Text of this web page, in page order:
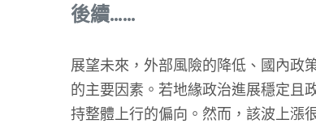
後續……
展望未來，外部風險的降低、國內政
的主要因素。若地緣政治進展穩定且
持整體上行的偏向。然而，該波上漲